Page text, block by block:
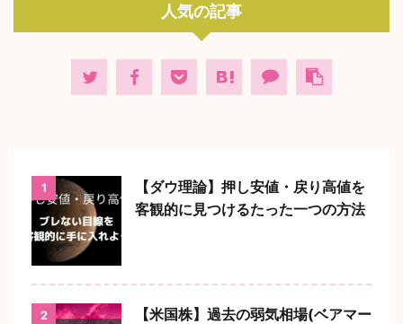
人気の記事
1
【ダウ理論】押し安値・戻り高値を
客観的に見つけるたった一つの方法
2
【米国株】過去の弱気相場(ベアマー